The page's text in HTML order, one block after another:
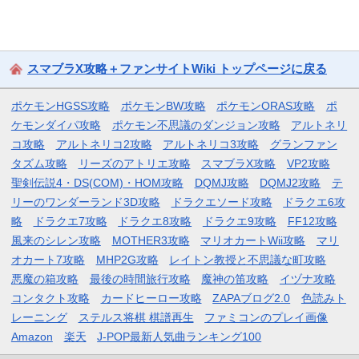
スマブラX攻略＋ファンサイトWiki トップページに戻る
ポケモンHGSS攻略 ポケモンBW攻略 ポケモンORAS攻略
ポ
ケモンダイパ攻略
ポケモン不思議のダンジョン攻略
アルトネリ
コ攻略
アルトネリコ2攻略 アルトネリコ3攻略
グランファン
タズム攻略
リーズのアトリエ攻略 スマブラX攻略
VP2攻略
聖剣伝説4・DS(COM)・HOM攻略
DQMJ攻略 DQMJ2攻略
テ
リーのワンダーランド3D攻略
ドラクエソード攻略
ドラクエ6攻
略
ドラクエ7攻略 ドラクエ8攻略 ドラクエ9攻略
FF12攻略
風来のシレン攻略
MOTHER3攻略 マリオカートWii攻略
マリ
オカート7攻略
MHP2G攻略
レイトン教授と不思議な町攻略
悪魔の箱攻略
最後の時間旅行攻略 魔神の笛攻略
イヅナ攻略
コンタクト攻略
カードヒーロー攻略 ZAPAブログ2.0
色読みト
レーニング
ステルス将棋 棋譜再生
ファミコンのプレイ画像
Amazon
楽天 J-POP最新人気曲ランキング100